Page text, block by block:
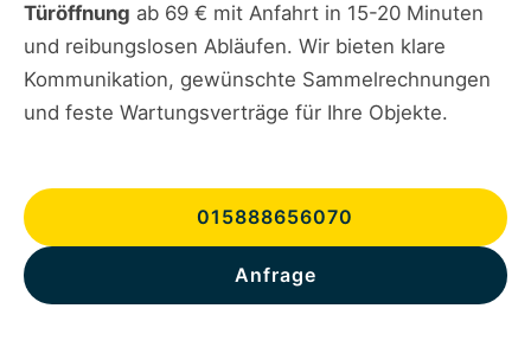
Türöffnung ab 69 € mit Anfahrt in 15-20 Minuten
und reibungslosen Abläufen. Wir bieten klare
Kommunikation, gewünschte Sammelrechnungen
und feste Wartungsverträge für Ihre Objekte.
015888656070
Anfrage